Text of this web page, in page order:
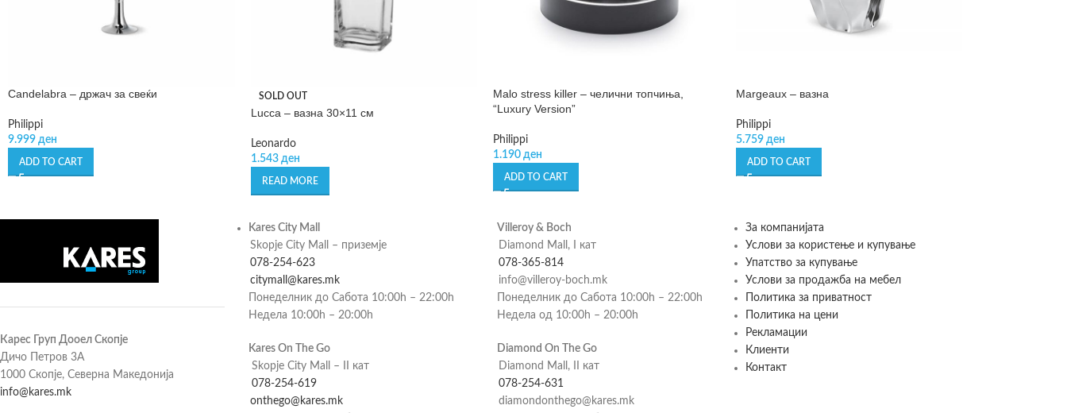
Candelabra – држач за свеќи
Philippi
9.999 ден
ADD TO CART
SOLD OUT
Lucca – вазна 30×11 см
Leonardo
1.543 ден
READ MORE
Malo stress killer – челични топчиња,
“Luxury Version”
Philippi
1.190 ден
ADD TO CART
Margeaux – вазна
Philippi
5.759 ден
ADD TO CART
Карес Груп Дооел Скопје
Дичо Петров 3А
1000 Скопје, Северна Македонија
info@kares.mk
Kares City Mall
Skopje City Mall – приземје
078-254-623
citymall@kares.mk
Понеделник до Сабота 10:00h – 22:00h
Недела 10:00h – 20:00h
Kares On The Go
Skopje City Mall – II кат
078-254-619
onthego@kares.mk
Villeroy & Boch
Diamond Mall, I кат
078-365-814
info@villeroy-boch.mk
Понеделник до Сабота 10:00h – 22:00h
Недела од 10:00h – 20:00h
Diamond On The Go
Diamond Mall, II кат
078-254-631
diamondonthego@kares.mk
За компанијата
Услови за користење и купување
Упатство за купување
Услови за продажба на мебел
Политика за приватност
Политика на цени
Рекламации
Клиенти
Контакт